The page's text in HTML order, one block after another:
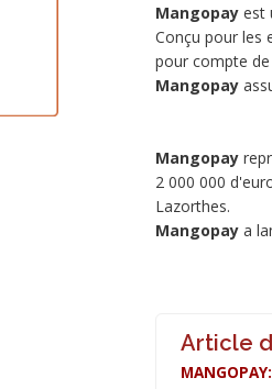
Mangopay est
Conçu pour les
pour compte
Mangopay
Mangopay
2 000 000
Lazorthes.
Mangopay a
Article